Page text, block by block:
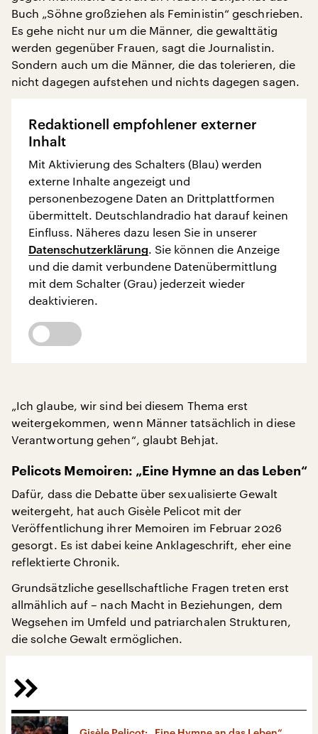
Buch „Söhne großziehen als Feministin“ geschrieben.
Es gehe nicht nur um die Männer, die gewalttätig
werden gegenüber Frauen, sagt die Journalistin.
Sondern auch um die Männer, die das tolerieren, die
nicht dagegen aufstehen und nichts dagegen sagen.
Redaktionell empfohlener externer
Inhalt
Mit Aktivierung des Schalters (Blau) werden
externe Inhalte angezeigt und
personenbezogene Daten an Drittplattformen
übermittelt. Deutschlandradio hat darauf keinen
Einfluss. Näheres dazu lesen Sie in unserer
Datenschutzerklärung . Sie können die Anzeige
und die damit verbundene Datenübermittlung
mit dem Schalter (Grau) jederzeit wieder
deaktivieren.
„Ich glaube, wir sind bei diesem Thema erst
weitergekommen, wenn Männer tatsächlich in diese
Verantwortung gehen“, glaubt Behjat.
Pelicots Memoiren: „Eine Hymne an das Leben“
Dafür, dass die Debatte über sexualisierte Gewalt
weitergeht, hat auch Gisèle Pelicot mit der
Veröffentlichung ihrer Memoiren im Februar 2026
gesorgt. Es ist dabei keine Anklageschrift, eher eine
reflektierte Chronik.
Grundsätzliche gesellschaftliche Fragen treten erst
allmählich auf – nach Macht in Beziehungen, dem
Wegsehen im Umfeld und patriarchalen Strukturen,
die solche Gewalt ermöglichen.